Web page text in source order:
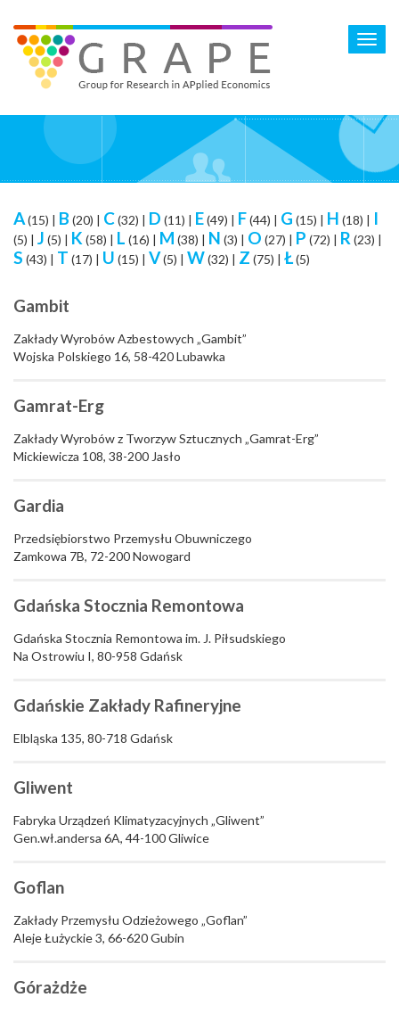
main
content
A(15) | B (20) | C(32) | D (11) | E(49) | F(44) | G (15) | H (18) | I
(5) | J (5) | K (58) | L (16) | M (38) | N (3) | O (27) | P (72) | R (23) |
S (43) | T (17) | U (15) | V(5) | W(32) | Z (75) | Ł(5)
Gambit
Zakłady Wyrobów Azbestowych „Gambit”
Wojska Polskiego 16, 58-420 Lubawka
Gamrat-Erg
Zakłady Wyrobów z Tworzyw Sztucznych „Gamrat-Erg”
Mickiewicza 108, 38-200 Jasło
Gardia
Przedsiębiorstwo Przemysłu Obuwniczego
Zamkowa 7B, 72-200 Nowogard
Gdańska Stocznia Remontowa
Gdańska Stocznia Remontowa im. J. Piłsudskiego
Na Ostrowiu I, 80-958 Gdańsk
Gdańskie Zakłady Rafineryjne
Elbląska 135, 80-718 Gdańsk
Gliwent
Fabryka Urządzeń Klimatyzacyjnych „Gliwent”
Gen.wł.andersa 6A, 44-100 Gliwice
Goflan
Zakłady Przemysłu Odzieżowego „Goflan”
Aleje Łużyckie 3, 66-620 Gubin
Górażdże